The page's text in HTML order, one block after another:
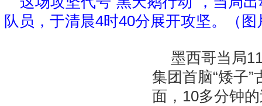
队员，于清晨4时40分展开攻坚。（
墨西哥当局
集团首脑“矮子
面，10多分钟